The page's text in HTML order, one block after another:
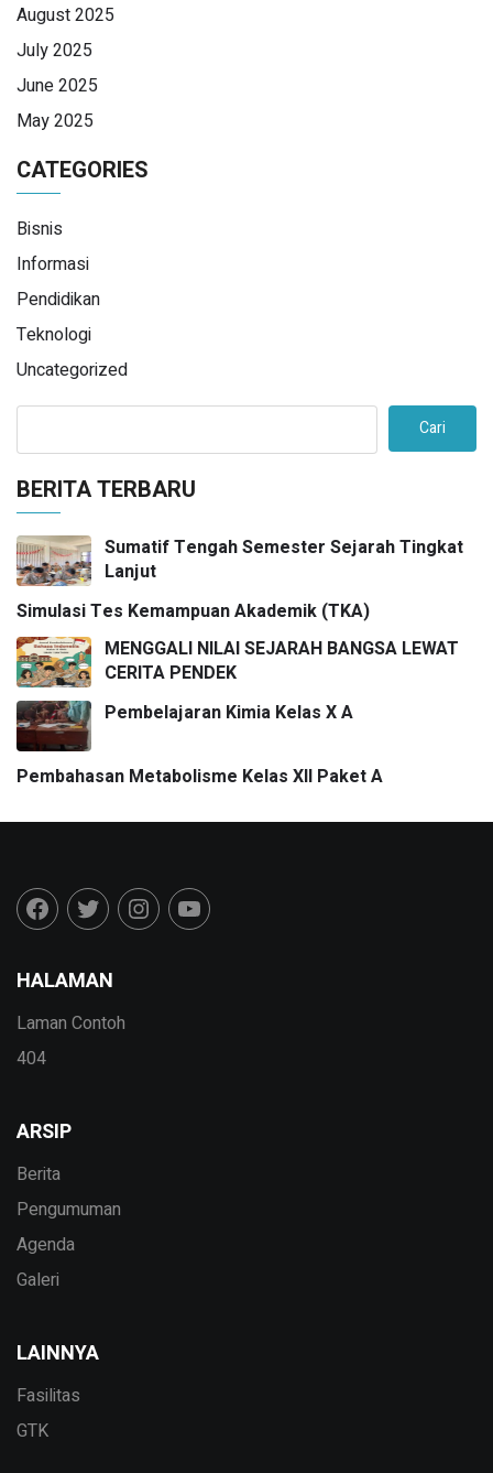
August 2025
July 2025
June 2025
May 2025
CATEGORIES
Bisnis
Informasi
Pendidikan
Teknologi
Uncategorized
Cari
BERITA TERBARU
Sumatif Tengah Semester Sejarah Tingkat
Lanjut
Simulasi Tes Kemampuan Akademik (TKA)
MENGGALI NILAI SEJARAH BANGSA LEWAT
CERITA PENDEK
Pembelajaran Kimia Kelas X A
Pembahasan Metabolisme Kelas XII Paket A
HALAMAN
Laman Contoh
404
ARSIP
Berita
Pengumuman
Agenda
Galeri
LAINNYA
Fasilitas
GTK